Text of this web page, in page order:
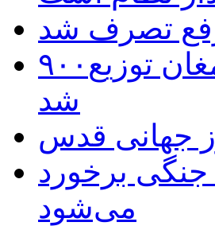
رفع تصرف شد
۹۰۰هزار اصله نهال توسط ایستگاه بذر و نهال مغان توزیع
شد
جهانی قدس
برخورد
می‌شود